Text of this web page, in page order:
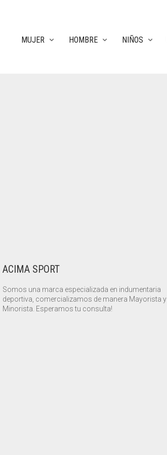
MUJER HOMBRE NIÑOS
ACIMA SPORT
Somos una marca especializada en indumentaria
deportiva, comercializamos de manera Mayorista y
Minorista. Esperamos tu consulta!